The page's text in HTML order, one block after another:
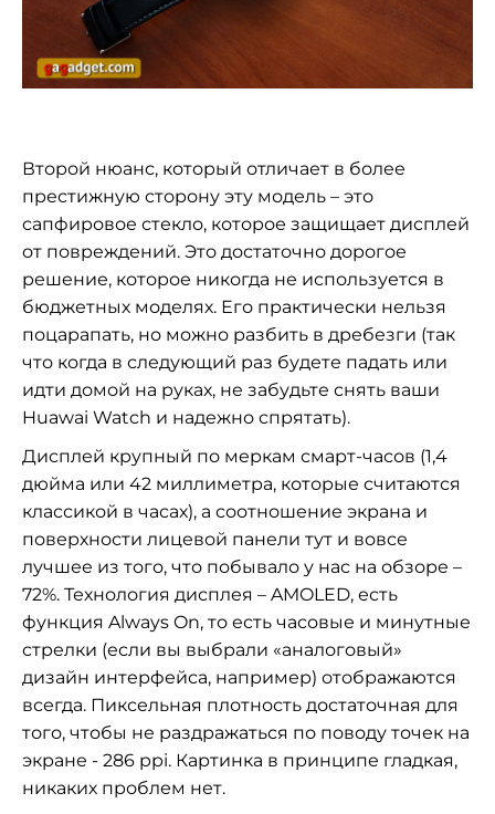
Второй нюанс, который отличает в более
престижную сторону эту модель – это
сапфировое стекло, которое защищает дисплей
от повреждений. Это достаточно дорогое
решение, которое никогда не используется в
бюджетных моделях. Его практически нельзя
поцарапать, но можно разбить в дребезги (так
что когда в следующий раз будете падать или
идти домой на руках, не забудьте снять ваши
Huawai Watch и надежно спрятать).
Дисплей крупный по меркам смарт-часов (1,4
дюйма или 42 миллиметра, которые считаются
классикой в часах), а соотношение экрана и
поверхности лицевой панели тут и вовсе
лучшее из того, что побывало у нас на обзоре –
72%. Технология дисплея – AMOLED, есть
функция Always On, то есть часовые и минутные
стрелки (если вы выбрали «аналоговый»
дизайн интерфейса, например) отображаются
всегда. Пиксельная плотность достаточная для
того, чтобы не раздражаться по поводу точек на
экране - 286 ppi. Картинка в принципе гладкая,
никаких проблем нет.